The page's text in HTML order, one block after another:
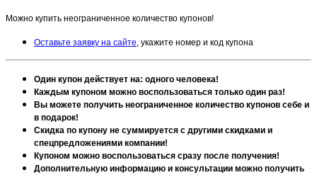
Можно купить неограниченное количество купонов!
Оставьте заявку на сайте, укажите номер и код купона
Один купон действует на: одного человека!
Каждым купоном можно воспользоваться только один раз!
Вы можете получить неограниченное количество купонов себе и
в подарок!
Скидка по купону не суммируется с другими скидками и
спецпредложениями компании!
Купоном можно воспользоваться сразу после получения!
Дополнительную информацию и консультации можно получить